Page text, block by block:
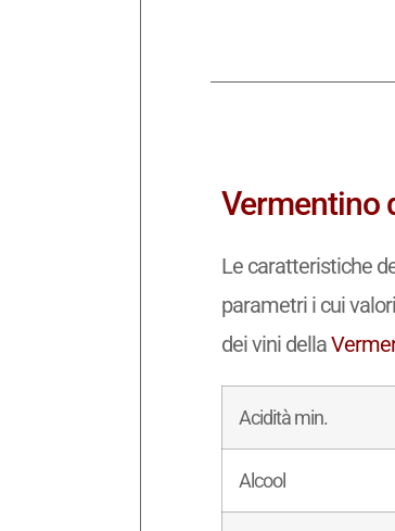
Vermentino
Le caratteristiche
parametri i cui
dei vini della
Acidità min.
Alcool